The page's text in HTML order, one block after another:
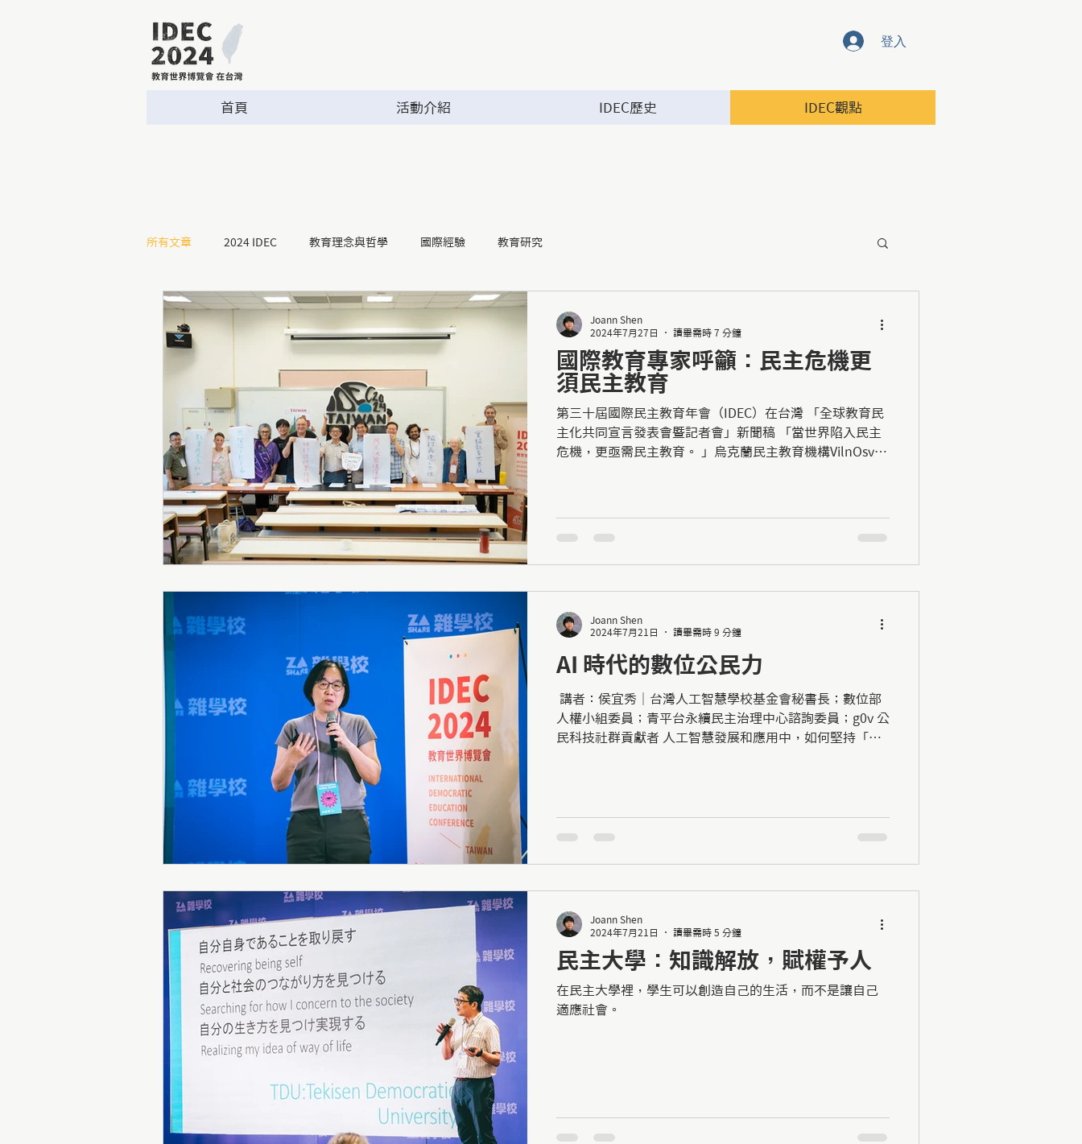
登入
首頁 活動介紹 IDEC歷史 IDEC觀點
所有文章 2024 IDEC 教育理念與哲學 國際經驗 教育研究
國際教育專家呼籲：民主危機更
須民主教育
第三十屆國際民主教育年會（IDEC）在台灣 「全球教育民
主化共同宣言發表會暨記者會」新聞稿 「當世界陷入民主
危機，更亟需民主教育。 」烏克蘭民主教育機構VilnOsvita
Joann Shen
2024年7月27日
讀畢需時 7 分鐘
AI 時代的數位公民力
​ 講者：侯宜秀｜台灣人工智慧學校基金會秘書長；數位部
人權小組委員；青平台永續民主治理中心諮詢委員；g0v 公
民科技社群貢獻者 人工智慧發展和應用中，如何堅持「以
Joann Shen
2024年7月21日
讀畢需時 9 分鐘
民主大學：知識解放，賦權予人
在民主大學裡，學生可以創造自己的生活，而不是讓自己
適應社會。
Joann Shen
2024年7月21日
讀畢需時 5 分鐘